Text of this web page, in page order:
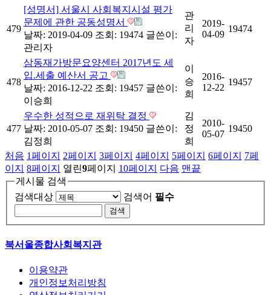
479
[성명서] 서울시 사회복지시설 평가
문제에 관한 공동성명서
날짜: 2019-04-09 조회: 19474 글쓴이:
관리자
관
리
자
2019-
04-09
19474
478
삼동재가방문요양센터 2017년도 세
입.세출 예산서 공고
날짜: 2016-12-22 조회: 19457 글쓴이:
이승희
이
승
희
2016-
12-22
19457
477
우수한 성적으로 재위탁 결정
날짜: 2010-05-07 조회: 19450 글쓴이:
김정희
김
정
희
2010-
05-07
19450
처음 1페이지 2페이지 3페이지 4페이지 5페이지 6페이지 7페
이지 8페이지 열린9페이지 10페이지 다음 맨끝
게시물 검색
검색대상
검색어 필수
북서울종합사회복지관
이용약관
개인정보처리방침